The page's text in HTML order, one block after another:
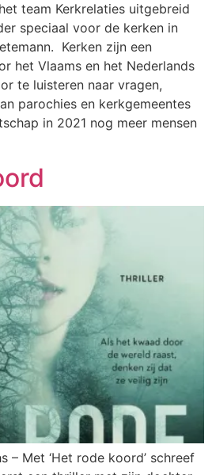
team Kerkrelaties uitgebreid
speciaal voor de kerken in
Kerken zijn een
het Vlaams en het Nederlands
te luisteren naar vragen,
parochies en kerkgemeentes
in 2021 nog meer mensen
– Met ‘Het rode koord’ schreef